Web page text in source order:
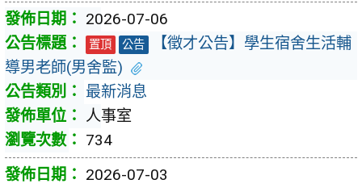
2026-07-06
置頂 公告
【徵才公告】學生宿舍生活輔
導男老師(男舍監)
最新消息
人事室
734
2026-07-03